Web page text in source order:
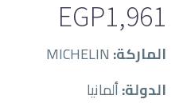
EGP1,961
الماركة:
الدولة:ألمانيا